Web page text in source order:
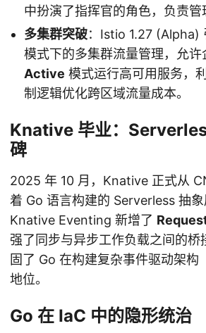
中扮演了指挥官的角色，负责管
多集群突破：Istio 1.27 (Alpha)
模式下的多集群流量管理，允许
Active 模式运行高可用服务，
制逻辑优化跨区域流量成本。
Knative 毕业：
碑
2025 年 10 月，Knative 正式从
着 Go 语言构建的 Serverless 抽象
Knative Eventing 新增了
强了同步与异步工作负载之间的桥
固了 Go 在构建复杂事件驱动架构
地位。
Go 在 IaC 中的隐形统治